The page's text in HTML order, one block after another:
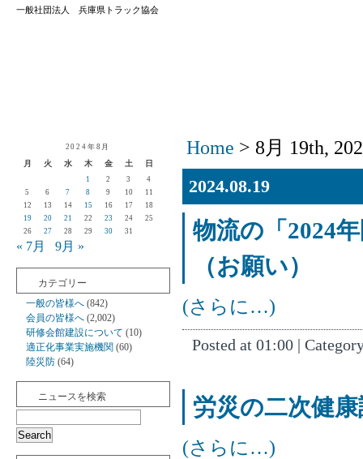
一般社団法人 兵庫県トラック協会
2024年8月
月 火 水 木 金 土 日
1 2 3
4
5
6 7 8 9 10
11
12
13 14 15 16 17
18
19
20 21 22 23 24
25
26
27 28 29 30 31
« 7月 9月 »
カテゴリー
一般の皆様へ (842)
会員の皆様へ (2,002)
研修会館建設について (10)
適正化事業実施機関 (60)
陸災防 (64)
ニュースを検索
Home > 8月 19th,
2024.08.19
物流の「2024
（お願い）
(さらに…)
Posted at 01:00 |
労災の二次健
(さらに…)